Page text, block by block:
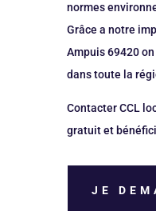
normes
Grâce a notre
Ampuis 69420
dans toute la
Contacter CCL
gratuit et
JE